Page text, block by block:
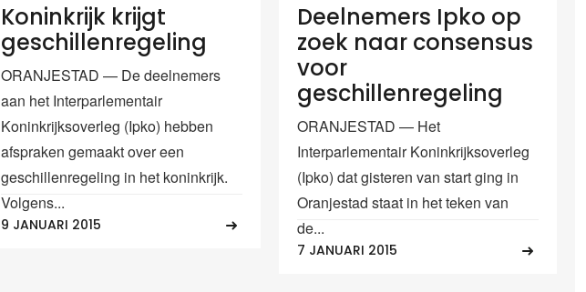
Koninkrijk krijgt
geschillenregeling
ORANJESTAD — De deelnemers
aan het Interparlementair
Koninkrijksoverleg (Ipko) hebben
afspraken gemaakt over een
geschillenregeling in het koninkrijk.
Volgens...
9 JANUARI 2015
Deelnemers Ipko op
zoek naar consensus
voor
geschillenregeling
ORANJESTAD — Het
Interparlementair Koninkrijksoverleg
(Ipko) dat gisteren van start ging in
Oranjestad staat in het teken van
de...
7 JANUARI 2015